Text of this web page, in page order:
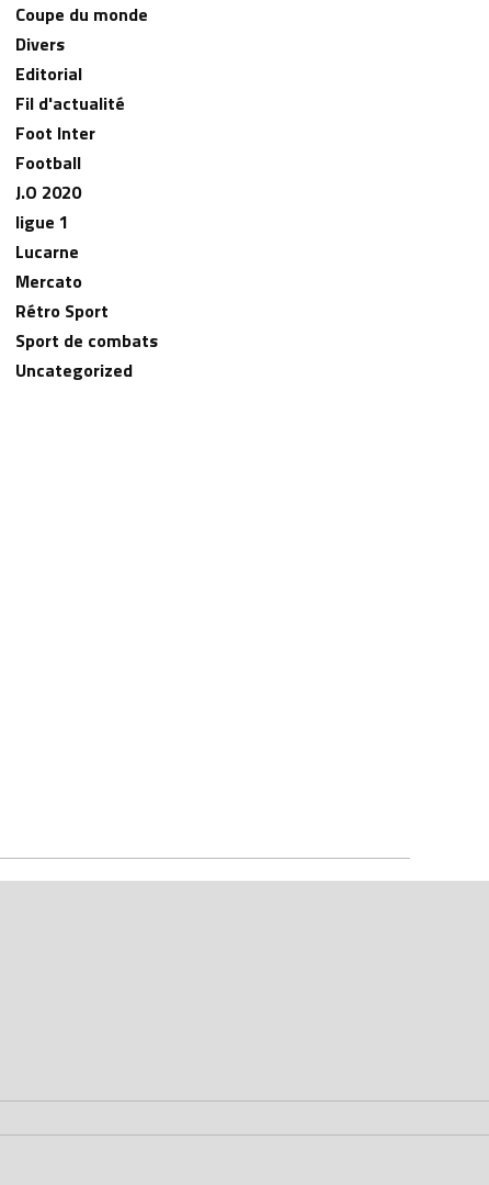
Coupe du monde
Divers
Editorial
Fil d'actualité
Foot Inter
Football
J.O 2020
ligue 1
Lucarne
Mercato
Rétro Sport
Sport de combats
Uncategorized